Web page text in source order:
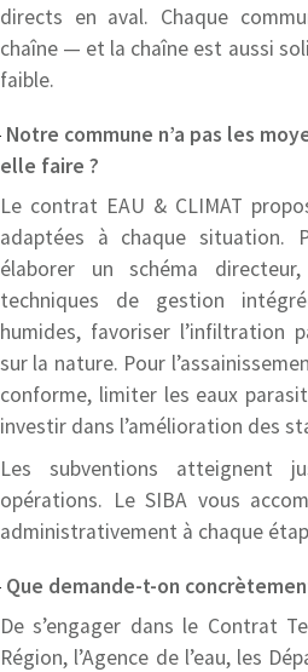
directs en aval. Chaque
chaîne — et la chaîne est aussi
faible.
Notre commune n’a pas les
elle faire ?
Le contrat EAU & CLIMAT
adaptées à chaque situation.
élaborer un schéma
techniques de gestion
humides, favoriser l’infiltration
sur la nature. Pour
conforme, limiter les eaux
investir dans l’amélioration des
Les subventions atteignent
opérations. Le SIBA vous
administrativement à chaque
Que demande-t-on
De s’engager dans le Contrat
Région, l’Agence de l’eau, les